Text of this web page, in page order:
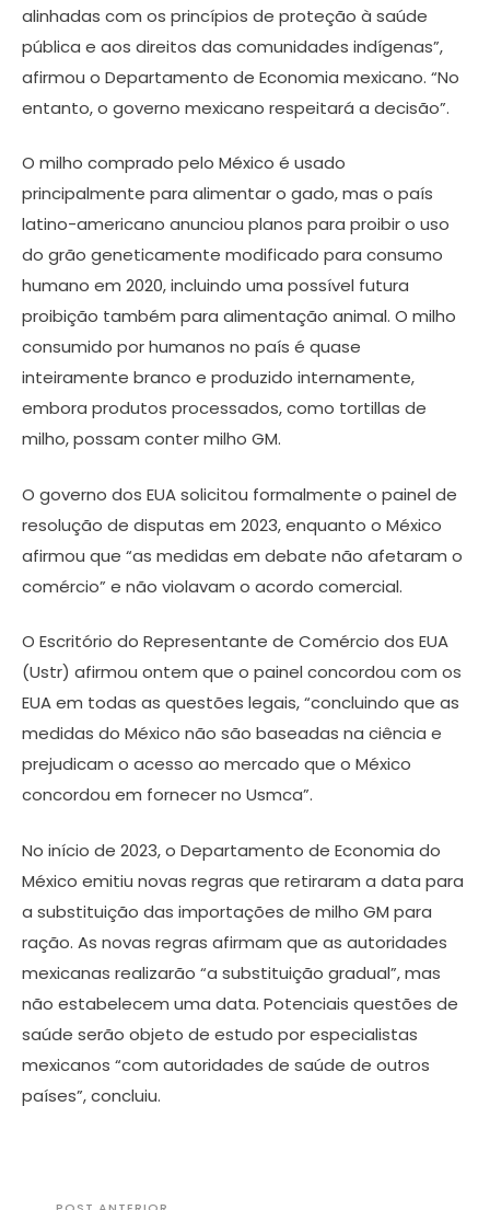
alinhadas com os princípios de proteção à saúde
pública e aos direitos das comunidades indígenas”,
afirmou o Departamento de Economia mexicano. “No
entanto, o governo mexicano respeitará a decisão”.
O milho comprado pelo México é usado
principalmente para alimentar o gado, mas o país
latino-americano anunciou planos para proibir o uso
do grão geneticamente modificado para consumo
humano em 2020, incluindo uma possível futura
proibição também para alimentação animal. O milho
consumido por humanos no país é quase
inteiramente branco e produzido internamente,
embora produtos processados, como tortillas de
milho, possam conter milho GM.
O governo dos EUA solicitou formalmente o painel de
resolução de disputas em 2023, enquanto o México
afirmou que “as medidas em debate não afetaram o
comércio” e não violavam o acordo comercial.
O Escritório do Representante de Comércio dos EUA
(Ustr) afirmou ontem que o painel concordou com os
EUA em todas as questões legais, “concluindo que as
medidas do México não são baseadas na ciência e
prejudicam o acesso ao mercado que o México
concordou em fornecer no Usmca”.
No início de 2023, o Departamento de Economia do
México emitiu novas regras que retiraram a data para
a substituição das importações de milho GM para
ração. As novas regras afirmam que as autoridades
mexicanas realizarão “a substituição gradual”, mas
não estabelecem uma data. Potenciais questões de
saúde serão objeto de estudo por especialistas
mexicanos “com autoridades de saúde de outros
países”, concluiu.